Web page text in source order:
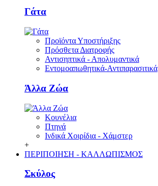
Γάτα
Προϊόντα Υποστήριξης
Πρόσθετα Διατροφής
Αντισηπτικά - Απολυμαντικά
Εντομοαπωθητικά-Αντιπαρασιτικά
Άλλα Ζώα
Κουνέλια
Πτηνά
Ινδικά Χοιρίδια - Χάμστερ
+
ΠΕΡΙΠΟΙΗΣΗ - ΚΑΛΛΩΠΙΣΜΟΣ
Σκύλος